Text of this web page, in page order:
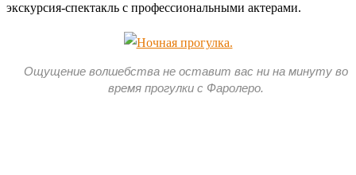
экскурсия-спектакль с профессиональными актерами.
Ощущение волшебства не оставит вас ни на минуту во
время прогулки с Фаролеро.